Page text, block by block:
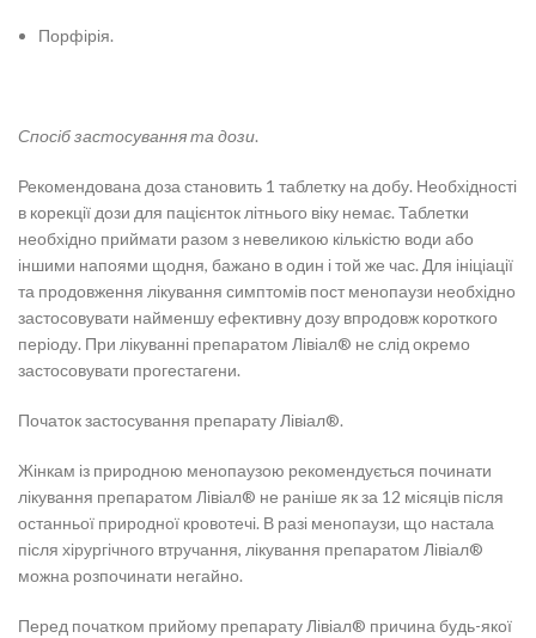
Порфірія.
Спосіб застосування та дози.
Рекомендована доза становить 1 таблетку на добу. Необхідності
в корекції дози для пацієнток літнього віку немає. Таблетки
необхідно приймати разом з невеликою кількістю води або
іншими напоями щодня, бажано в один і той же час. Для ініціації
та продовження лікування симптомів пост менопаузи необхідно
застосовувати найменшу ефективну дозу впродовж короткого
періоду. При лікуванні препаратом Лівіал® не слід окремо
застосовувати прогестагени.
Початок застосування препарату Лівіал®.
Жінкам із природною менопаузою рекомендується починати
лікування препаратом Лівіал® не раніше як за 12 місяців після
останньої природної кровотечі. В разі менопаузи, що настала
після хірургічного втручання, лікування препаратом Лівіал®
можна розпочинати негайно.
Перед початком прийому препарату Лівіал® причина будь-якої